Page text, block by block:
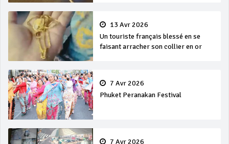
13 Avr 2026
Un touriste français blessé en se
faisant arracher son collier en or
7 Avr 2026
Phuket Peranakan Festival
7 Avr 2026